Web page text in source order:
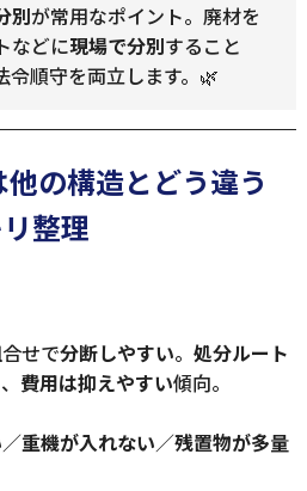
別が常用なポイント。廃材を
などに現場で分別すること
令順守を両立します。🌿
の構造とどう違う
整理
せで分断しやすい。 処分ルート
費用は抑えやすい傾向。
／重機が入れない／残置物が多量